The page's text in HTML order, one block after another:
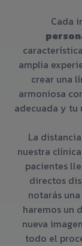
Cada
amplia
crear una
armoniosa
adecuada y
La
nuestra
pacientes
directos
notarás una
haremos un
nueva
todo el